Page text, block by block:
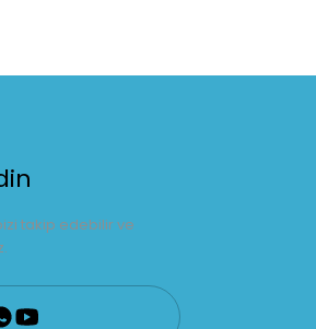
takip edebilir ve